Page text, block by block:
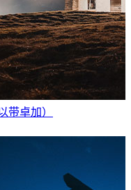
带卓加）